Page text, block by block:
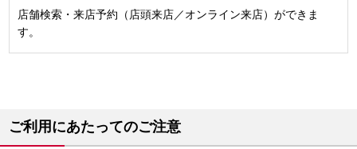
店舗検索・来店予約（店頭来店／オンライン来店）ができま
す。
ご利用にあたってのご注意